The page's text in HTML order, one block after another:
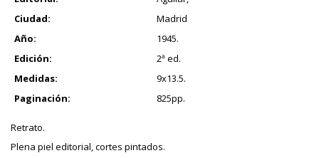
Ciudad:
Madrid
Año:
1945.
Edición:
2ª ed.
Medidas:
9x13.5.
Paginación:
825pp.
Retrato.
Plena piel editorial, cortes pintados.